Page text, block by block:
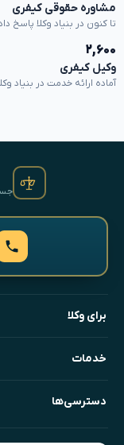
مشاوره حقوقی کیفری
تا کنون در بنیاد وکلا پاسخ
۲,۶۰۰
وکیل کیفری
آماده ارائه خدمت در بنیاد
برای وکلا
خدمات
دسترسی‌ها